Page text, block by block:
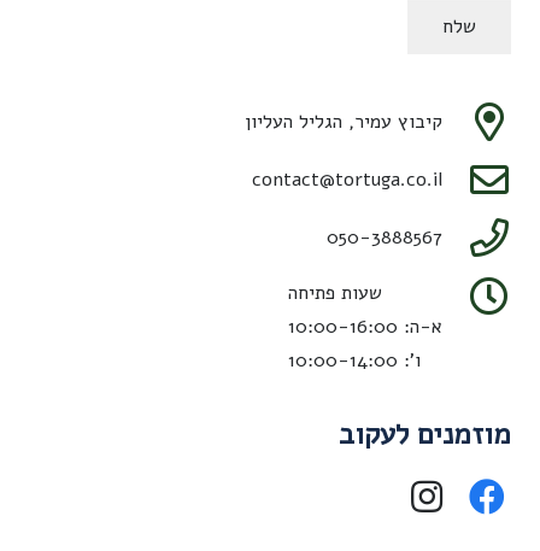
שלח
קיבוץ עמיר, הגליל העליון
contact@tortuga.co.il
050-3888567
שעות פתיחה
א-ה: 10:00-16:00
ו': 10:00-14:00
מוזמנים לעקוב